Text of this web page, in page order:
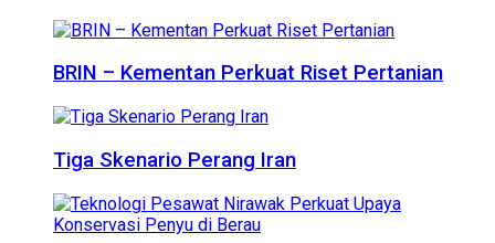
BRIN – Kementan Perkuat Riset Pertanian
Tiga Skenario Perang Iran